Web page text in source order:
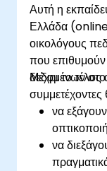
Αυτή η
Ελλάδα
οικολόγους
που
δεδομένων
Μέχρι το τέλος
συμμετέχοντες
να
να